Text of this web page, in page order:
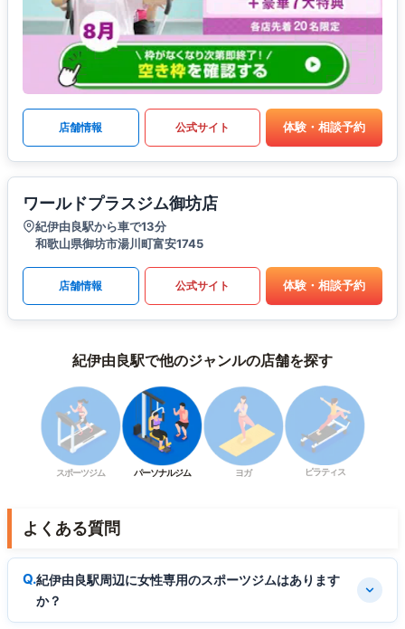
店舗情報 公式サイト 体験・相談予約
ワールドプラスジム御坊店
紀伊由良駅から車で13分
和歌山県御坊市湯川町富安1745
店舗情報 公式サイト 体験・相談予約
紀伊由良駅で他のジャンルの店舗を探す
スポーツジム パーソナルジム ヨガ ピラティス
よくある質問
紀伊由良駅周辺に女性専用のスポーツジムはあります
か？